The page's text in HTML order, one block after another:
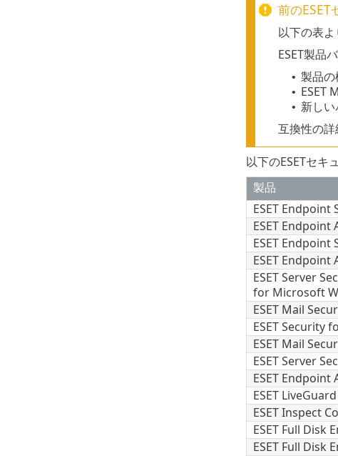
前のESET
以下の表よ
ESET製品
• 製品の
• ESET
• 新し
互換性の詳
以下のESETセキ
製品
ESET
ESET
ESET Endpoint
ESET
ESET Server
for Microsoft
ESET Mail
ESET Security
ESET Mail
ESET Server
ESET
ESET
ESET Inspect
ESET Full Disk
ESET Full Disk